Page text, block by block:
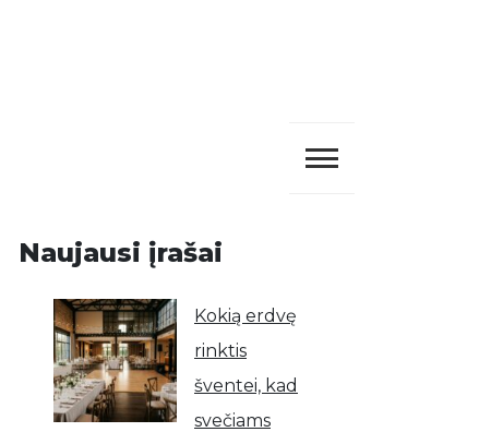
Naujausi įrašai
Kokią erdvę
rinktis
šventei, kad
svečiams